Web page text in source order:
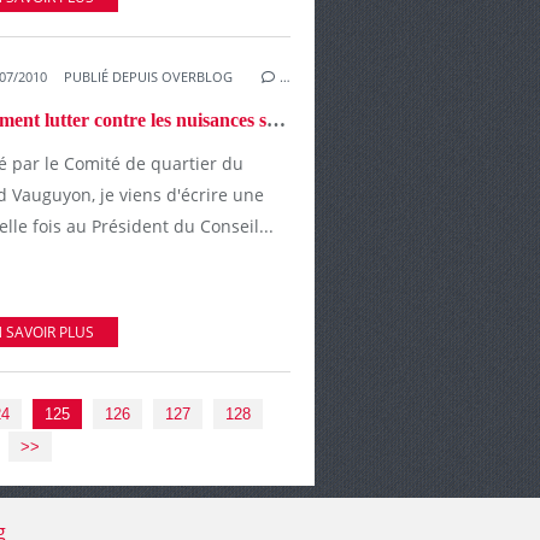
2010 PUBLIÉ DEPUIS OVERBLOG …
Comment lutter contre les nuisances sonores de la déviation Sud-Est
par le Comité de quartier du
Vauguyon, je viens d'écrire une
fois au Président du Conseil...
SAVOIR PLUS
125 126 127
128
>>